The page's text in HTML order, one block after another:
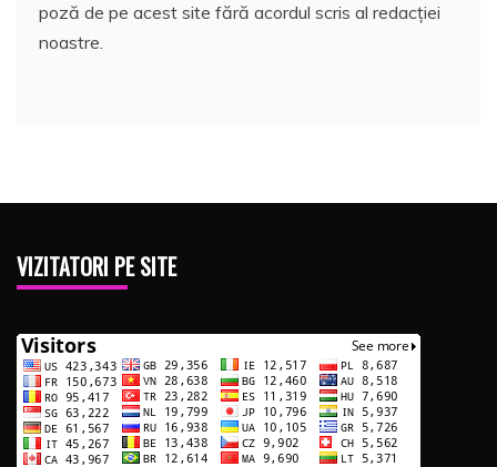
poză de pe acest site fără acordul scris al redacției
noastre.
VIZITATORI PE SITE